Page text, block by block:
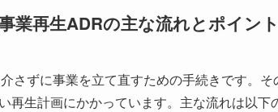
業再生ADRの主な流れとポイント
さずに事業を立て直すための手続きです。そ
再生計画にかかっています。主な流れは以下